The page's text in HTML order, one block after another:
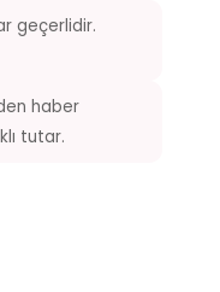
geçerlidir.
haber
tutar.